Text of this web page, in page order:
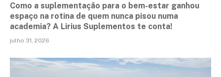
Como a suplementação para o bem-estar ganhou
espaço na rotina de quem nunca pisou numa
academia? A Lirius Suplementos te conta!
julho 31, 2026